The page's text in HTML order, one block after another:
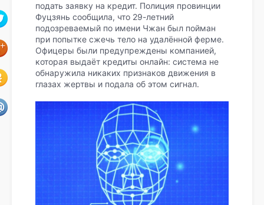
подать заявку на кредит. Полиция провинции
Фуцзянь сообщила, что 29-летний
подозреваемый по имени Чжан был пойман
при попытке сжечь тело на удалённой ферме.
Офицеры были предупреждены компанией,
которая выдаёт кредиты онлайн: система не
обнаружила никаких признаков движения в
глазах жертвы и подала об этом сигнал.